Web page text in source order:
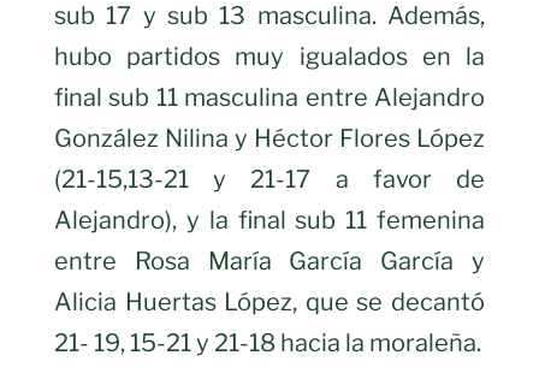
sub 17 y sub 13 masculina. Además,
hubo partidos muy igualados en la
final sub 11 masculina entre Alejandro
González Nilina y Héctor Flores López
(21-15,13-21 y 21-17 a favor de
Alejandro), y la final sub 11 femenina
entre Rosa María García García y
Alicia Huertas López, que se decantó
21- 19, 15-21 y 21-18 hacia la moraleña.